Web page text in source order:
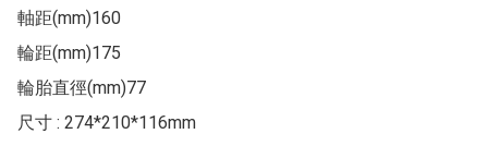
軸距(mm)160
輪距(mm)175
輪胎直徑(mm)77
尺寸 : 274*210*116mm